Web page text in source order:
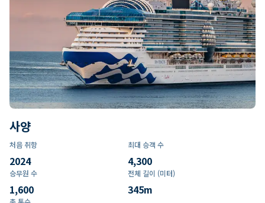
사양
처음 취항
2024
최대 승객 수
4,300
승무원 수
1,600
전체 길이 (미터)
345m